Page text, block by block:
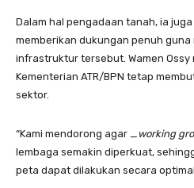
Dalam hal pengadaan tanah, ia
memberikan dukungan penuh
infrastruktur tersebut. Wamen
Kementerian ATR/BPN tetap
sektor.
“Kami mendorong agar _ working
lembaga semakin diperkuat,
peta dapat dilakukan secara